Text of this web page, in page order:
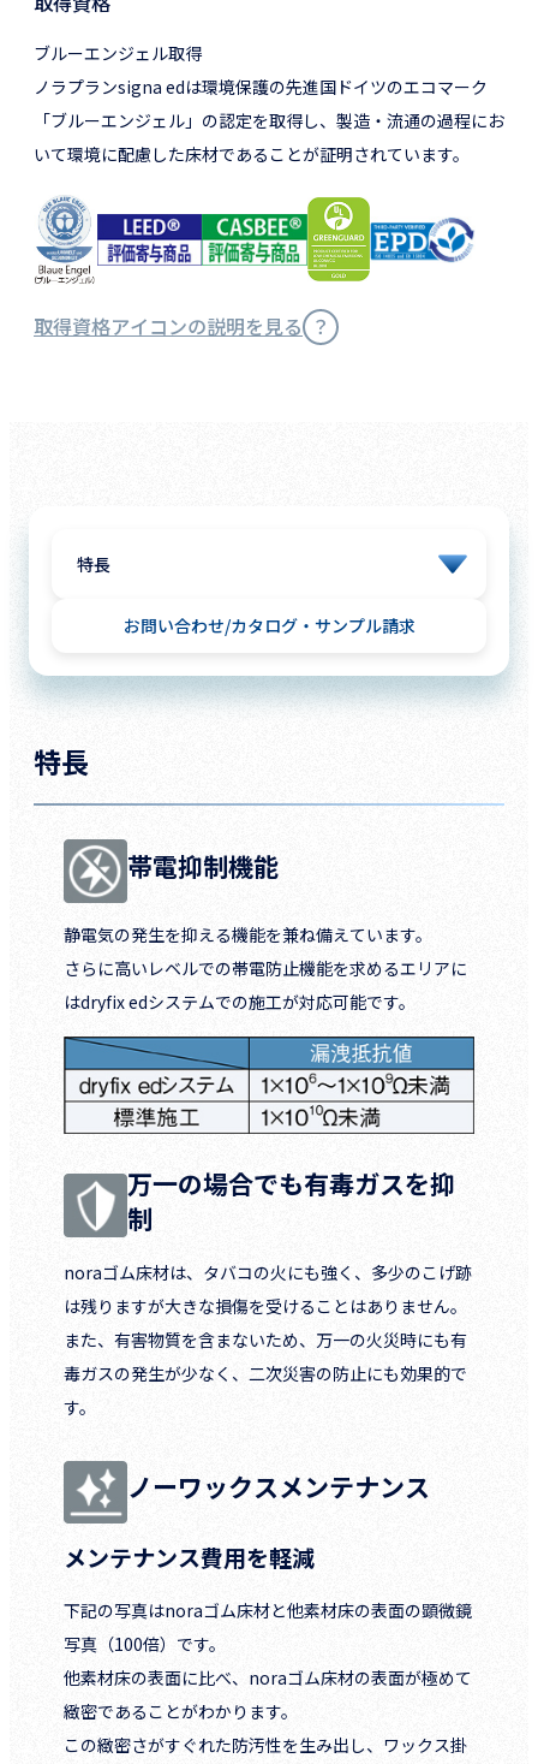
ブルーエンジェル取得
ノラプランsigna edは環境保護の先進国ドイツのエコマーク
「ブルーエンジェル」の認定を取得し、製造・流通の過程にお
いて環境に配慮した床材であることが証明されています。
取得資格アイコンの説明を見る
お問い合わせ カタログ・サンプル請求
特長
帯電抑制機能
静電気の発生を抑える機能を兼ね備えています。
さらに高いレベルでの帯電防止機能を求めるエリアに
はdryfix edシステムでの施工が対応可能です。
万一の場合でも有毒ガスを抑
制
noraゴム床材は、タバコの火にも強く、多少のこげ跡
は残りますが大きな損傷を受けることはありません。
また、有害物質を含まないため、万一の火災時にも有
毒ガスの発生が少なく、二次災害の防止にも効果的で
す。
ノーワックスメンテナンス
メンテナンス費用を軽減
下記の写真はnoraゴム床材と他素材床の表面の顕微鏡
写真（100倍）です。
他素材床の表面に比べ、noraゴム床材の表面が極めて
緻密であることがわかります。
この緻密さがすぐれた防汚性を生み出し、ワックス掛